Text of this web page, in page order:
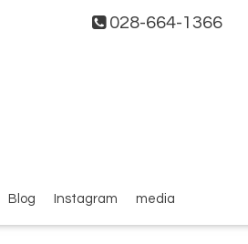
028-664-1366
Blog Instagram media